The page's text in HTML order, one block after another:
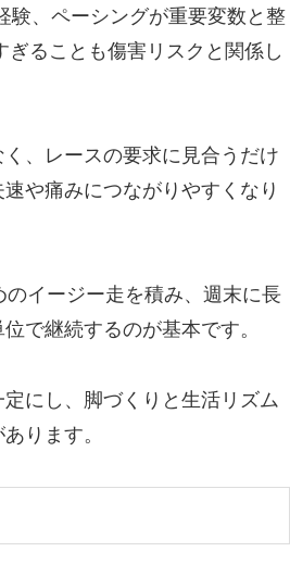
験、ペーシングが重要変数と整
ることも傷害リスクと関係し
、レースの要求に見合うだけ
や痛みにつながりやすくなり
イージー走を積み、週末に長
で継続するのが基本です。
にし、脚づくりと生活リズム
ります。